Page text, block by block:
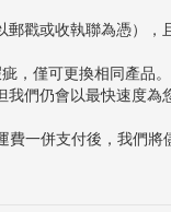
戳或收執聯為憑），
，僅可更換相同產品。
們仍會以最快速度為
一併支付後，我們將